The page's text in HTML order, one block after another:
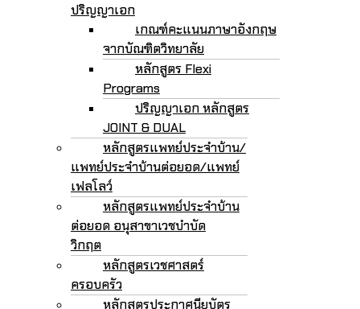
ปริญญาเอก
เกณฑ์คะแนนภาษาอังกฤษ
จากบัณฑิตวิทยาลัย
หลักสูตร Flexi
Programs
ปริญญาเอก หลักสูตร
JOINT & DUAL
หลักสูตรแพทย์ประจำบ้าน/
แพทย์ประจำบ้านต่อยอด/แพทย์
เฟลโลว์
หลักสูตรแพทย์ประจำบ้าน
ต่อยอด อนุสาขาเวชบำบัด
วิกฤต
หลักสูตรเวชศาสตร์
ครอบครัว
หลักสูตรประกาศนียบัตร